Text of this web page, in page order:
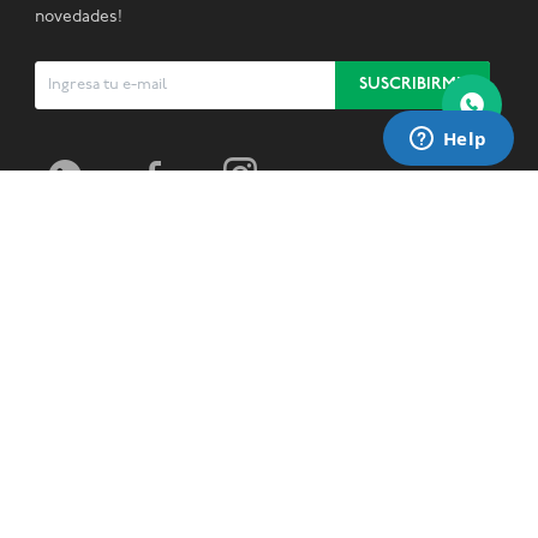
novedades!
SUSCRIBIRME
  